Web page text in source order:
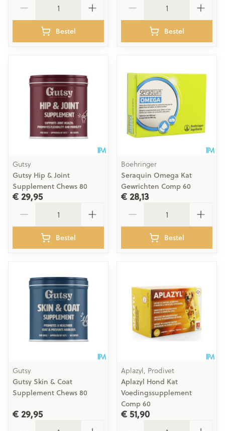
Bestel Bestel
Gutsy
Gutsy Hip & Joint
Supplement Chews 80
€ 29,95
Bestel
Boehringer
Seraquin Omega Kat
Gewrichten Comp 60
€ 28,13
Bestel
Gutsy
Gutsy Skin & Coat
Supplement Chews 80
€ 29,95
Aplazyl, Prodivet
Aplazyl Hond Kat
Voedingssupplement
Comp 60
€ 51,90